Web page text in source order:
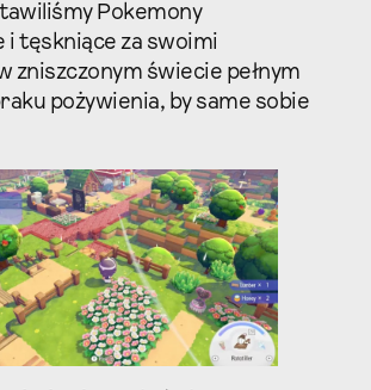
Pokemony
i tęskniące za swoimi
zniszczonym świecie pełnym
pożywienia, by same sobie